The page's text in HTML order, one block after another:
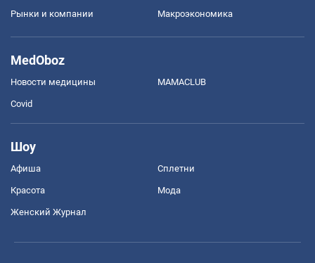
Рынки и компании Mакроэкономика
MedOboz
Новости медицины MAMACLUB
Covid
Шоу
Афиша Сплетни
Красота Мода
Женский Журнал